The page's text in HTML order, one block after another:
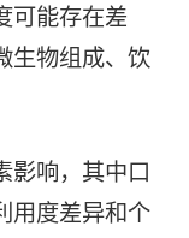
可能存在差
生物组成、饮
影响，其中口
用度差异和个